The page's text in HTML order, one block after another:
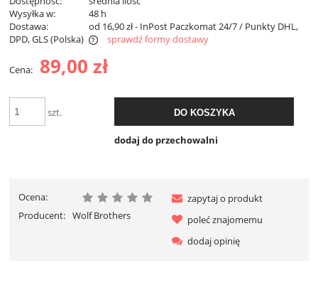
Wysyłka w:
48 h
Dostawa:
od 16,90 zł- InPost Paczkomat 24/7 / Punkty DHL,
DPD, GLS(Polska)
sprawdź formy dostawy
Cena: 89,00 zł
szt. DO KOSZYKA
dodaj do przechowalni
Ocena:
Producent: Wolf Brothers
zapytaj o produkt
poleć znajomemu
dodaj opinię